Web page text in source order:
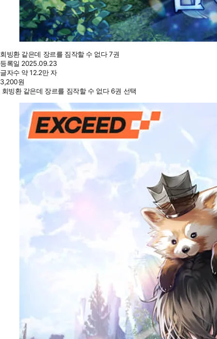
회빙환 같은데 장르를 짐작할 수 없다 7권
등록일 2025.09.23
글자수 약 12.2만 자
3,200원
회빙환 같은데 장르를 짐작할 수 없다 6권 선택